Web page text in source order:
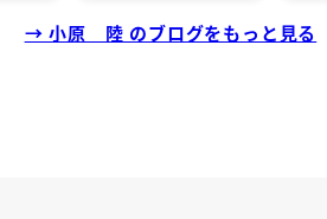
→ 小原 陸 のブログをもっと見る